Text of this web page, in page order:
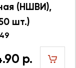
(НШВИ),
шт.)
р.